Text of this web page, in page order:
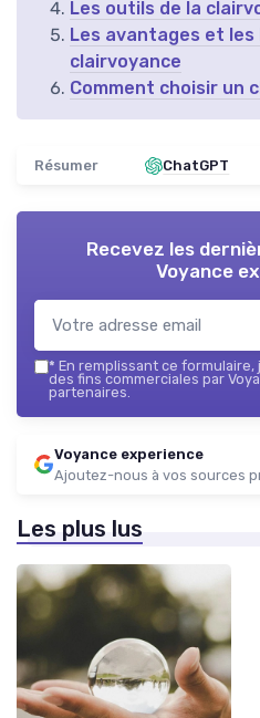
Les outils de la
Les avantages et les
clairvoyance
Comment choisir un
Résumer ChatGPT
Recevez les
Voyance
* En remplissant ce formulaire,
des fins commerciales par
partenaires.
Voyance experience
Ajoutez-nous à vos sources
Les plus lus